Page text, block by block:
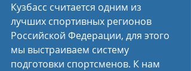
Кузбасс считается одним из
лучших спортивных регионов
Российской Федерации, для этого
мы выстраиваем систему
подготовки спортсменов. К нам